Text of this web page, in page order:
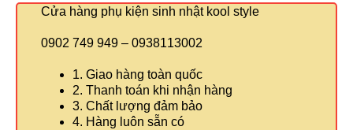
Cửa hàng phụ kiện sinh nhật kool style
0902 749 949 – 0938113002
1. Giao hàng toàn quốc
2. Thanh toán khi nhận hàng
3. Chất lượng đảm bảo
4. Hàng luôn sẵn có